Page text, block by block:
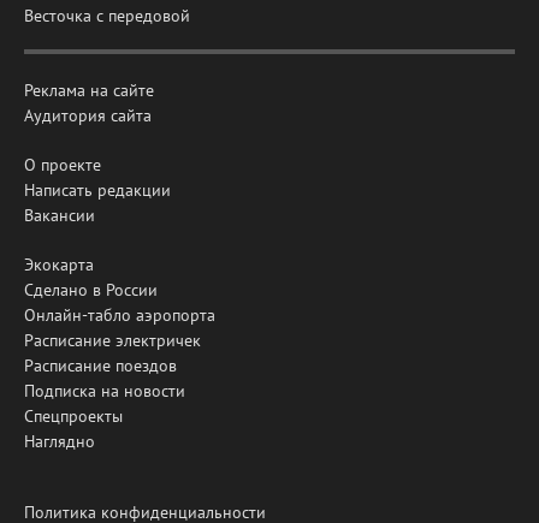
Весточка с передовой
Реклама на сайте
Аудитория сайта
О проекте
Написать редакции
Вакансии
Экокарта
Сделано в России
Онлайн-табло аэропорта
Расписание электричек
Расписание поездов
Подписка на новости
Спецпроекты
Наглядно
Политика конфиденциальности